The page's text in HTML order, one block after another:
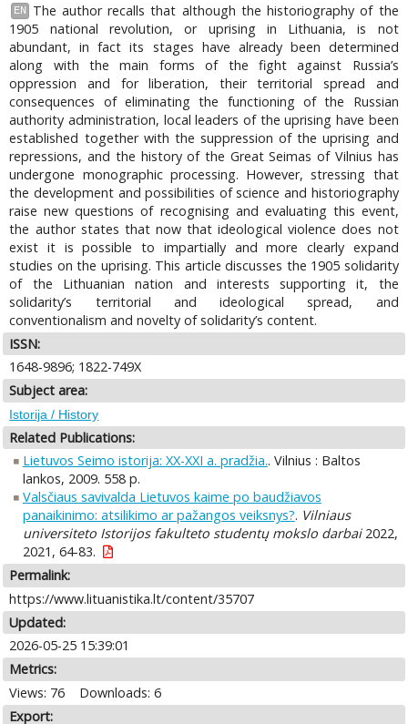
EN
The author recalls that although the historiography of the
1905 national revolution, or uprising in Lithuania, is not
abundant, in fact its stages have already been determined
along with the main forms of the fight against Russia’s
oppression and for liberation, their territorial spread and
consequences of eliminating the functioning of the Russian
authority administration, local leaders of the uprising have been
established together with the suppression of the uprising and
repressions, and the history of the Great Seimas of Vilnius has
undergone monographic processing. However, stressing that
the development and possibilities of science and historiography
raise new questions of recognising and evaluating this event,
the author states that now that ideological violence does not
exist it is possible to impartially and more clearly expand
studies on the uprising. This article discusses the 1905 solidarity
of the Lithuanian nation and interests supporting it, the
solidarity’s territorial and ideological spread, and
conventionalism and novelty of solidarity’s content.
ISSN:
1648-9896; 1822-749X
Subject area:
Istorija / History
Related Publications:
Lietuvos Seimo istorija: XX-XXI a. pradžia.. Vilnius : Baltos
lankos, 2009. 558 p.
Valsčiaus savivalda Lietuvos kaime po baudžiavos
panaikinimo: atsilikimo ar pažangos veiksnys?. Vilniaus
universiteto Istorijos fakulteto studentų mokslo darbai2022,
2021, 64-83.
Permalink:
https://www.lituanistika.lt/content/35707
Updated:
2026-05-25 15:39:01
Metrics:
Views: 76
Downloads: 6
Export: